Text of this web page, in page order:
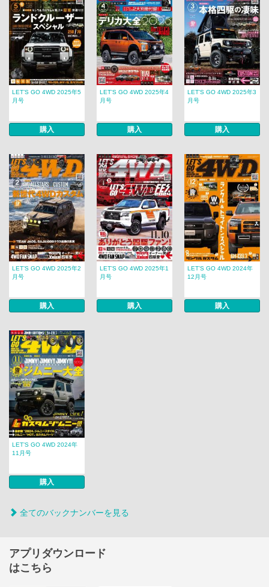
LET’S GO 4WD 2025年5
月号
購入
LET’S GO 4WD 2025年4
月号
購入
LET’S GO 4WD 2025年3
月号
購入
LET’S GO 4WD 2025年2
月号
購入
LET’S GO 4WD 2025年1
月号
購入
LET’S GO 4WD 2024年
12月号
購入
LET’S GO 4WD 2024年
11月号
購入
全てのバックナンバーを見る
アプリダウンロード
はこちら